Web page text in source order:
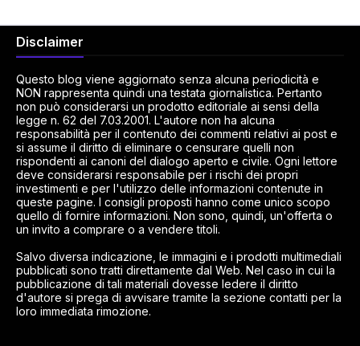
Disclaimer
Questo blog viene aggiornato senza alcuna periodicità e
NON rappresenta quindi una testata giornalistica. Pertanto
non può considerarsi un prodotto editoriale ai sensi della
legge n. 62 del 7.03.2001. L'autore non ha alcuna
responsabilità per il contenuto dei commenti relativi ai post e
si assume il diritto di eliminare o censurare quelli non
rispondenti ai canoni del dialogo aperto e civile. Ogni lettore
deve considerarsi responsabile per i rischi dei propri
investimenti e per l'utilizzo delle informazioni contenute in
queste pagine. I consigli proposti hanno come unico scopo
quello di fornire informazioni. Non sono, quindi, un'offerta o
un invito a comprare o a vendere titoli.
Salvo diversa indicazione, le immagini e i prodotti multimediali
pubblicati sono tratti direttamente dal Web. Nel caso in cui la
pubblicazione di tali materiali dovesse ledere il diritto
d'autore si prega di avvisare tramite la sezione contatti per la
loro immediata rimozione.